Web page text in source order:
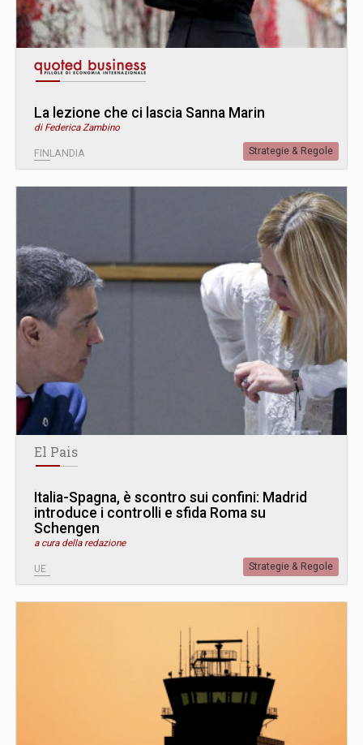
La lezione che ci lascia Sanna Marin
di Federica Zambino
FINLANDIA Strategie & Regole
El Pais
Italia-Spagna, è scontro sui confini: Madrid
introduce i controlli e sfida Roma su
Schengen
a cura della redazione
UE Strategie & Regole